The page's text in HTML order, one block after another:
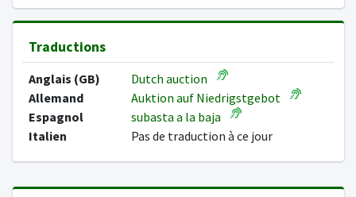
Traductions
Anglais (GB)
Dutch auction
Allemand
Auktion auf Niedrigstgebot
Espagnol
subasta a la baja
Italien
Pas de traduction à ce jour